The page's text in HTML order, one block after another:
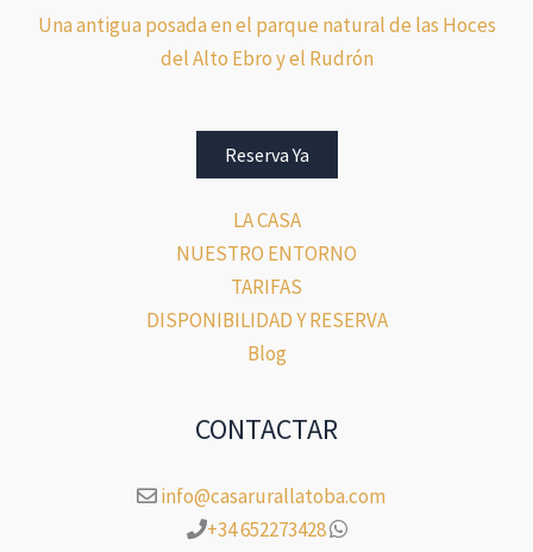
Una antigua posada en el parque natural de las Hoces
del Alto Ebro y el Rudrón
Reserva Ya
LA CASA
NUESTRO ENTORNO
TARIFAS
DISPONIBILIDAD Y RESERVA
Blog
CONTACTAR
info@casarurallatoba.com
+34 652273428